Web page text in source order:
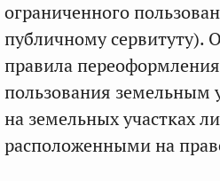
ограниченного
публичному сервитуту).
правила
пользования земельным
на земельных участках
расположенными на